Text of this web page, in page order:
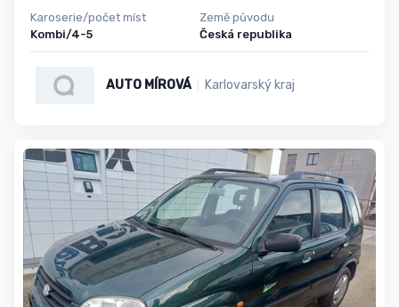
Karoserie/počet míst
Kombi/4-5
Země původu
Česká republika
AUTO MÍROVÁ Karlovarský kraj